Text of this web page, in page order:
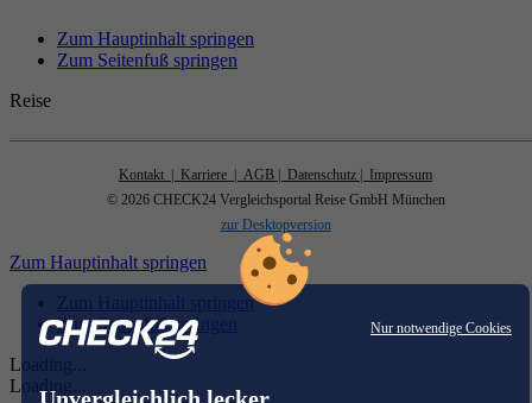
Nur notwendige Cookies
Unvergleichlich lecker
Zum Hauptinhalt springen
Zum Seitenfuß springen
Reise
Kontakt | Karriere | AGB | Datenschutz
| Impressum
© 2026 CHECK24 Vergleichsportal Reise GmbH München
zur Desktopversion
Zum Hauptinhalt springen
Zum Hauptinhalt springen
Zum Seitenfuß springen
Loading...
Loading...